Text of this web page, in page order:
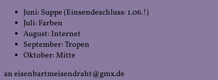
Juni: Suppe (Einsendeschluss: 1.06.!)
Juli: Farben
August: Internet
September: Tropen
Oktober: Mitte
an eisenbartmeisendraht@gmx.de